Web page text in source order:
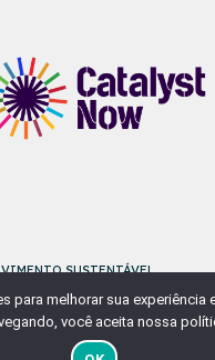
SUSTENTÁVEL
NAÇÃODESIGN
para melhorar sua experiência
você aceita nossa